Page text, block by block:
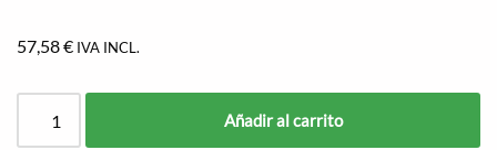
57,58€ IVA INCL.
Añadir al carrito